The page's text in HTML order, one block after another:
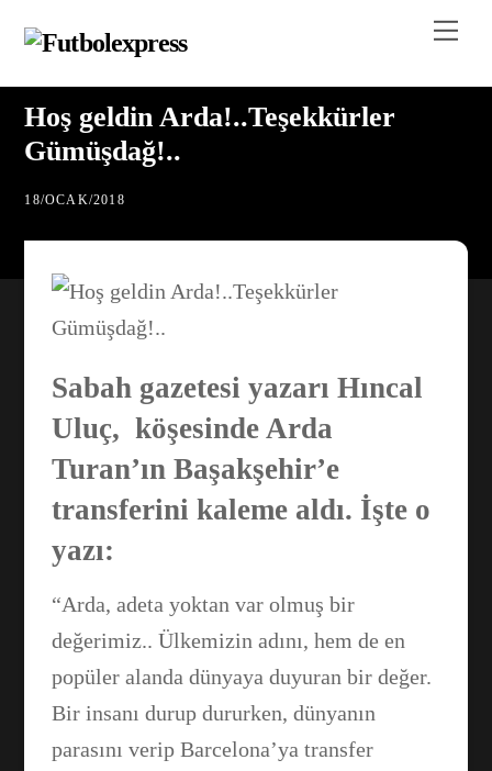
content
Hoş geldin Arda!..Teşekkürler
Gümüşdağ!..
18/OCAK/2018
Sabah gazetesi yazarı Hıncal
Uluç, köşesinde Arda
Turan’ın Başakşehir’e
transferini kaleme aldı. İşte o
yazı:
“Arda, adeta yoktan var olmuş bir
değerimiz.. Ülkemizin adını, hem de en
popüler alanda dünyaya duyuran bir değer.
Bir insanı durup dururken, dünyanın
parasını verip Barcelona’ya transfer